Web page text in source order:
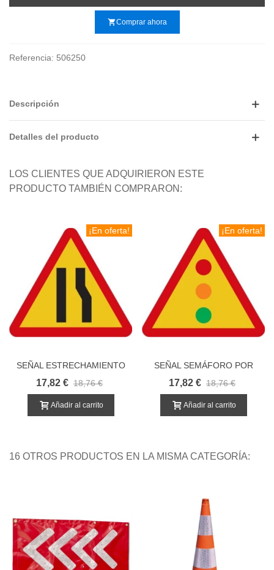
shopping_cartComprar ahora
Referencia: 506250
Descripción
Detalles del producto
LOS CLIENTES QUE ADQUIRIERON ESTE
PRODUCTO TAMBIÉN COMPRARON:
¡En oferta!
SEÑAL ESTRECHAMIENTO
DERECHA POR OBRAS
17,82 € 18,76 €
Añadir al carrito
¡En oferta!
SEÑAL SEMÁFORO POR
OBRAS
17,82 € 18,76 €
Añadir al carrito
16 OTROS PRODUCTOS EN LA MISMA CATEGORÍA: